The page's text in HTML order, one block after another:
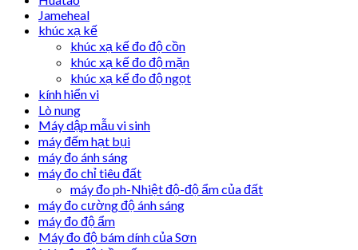
Jameheal
khúc xạ kế
khúc xạ kế đo độ cồn
khúc xạ kế đo độ mặn
khúc xạ kế đo độ ngọt
kính hiển vi
Lò nung
Máy dập mẫu vi sinh
máy đếm hạt bụi
máy đo ánh sáng
máy đo chỉ tiêu đất
máy đo ph-Nhiệt độ-độ ẩm của đất
máy đo cường độ ánh sáng
máy đo độ ẩm
Máy đo độ bám dính của Sơn